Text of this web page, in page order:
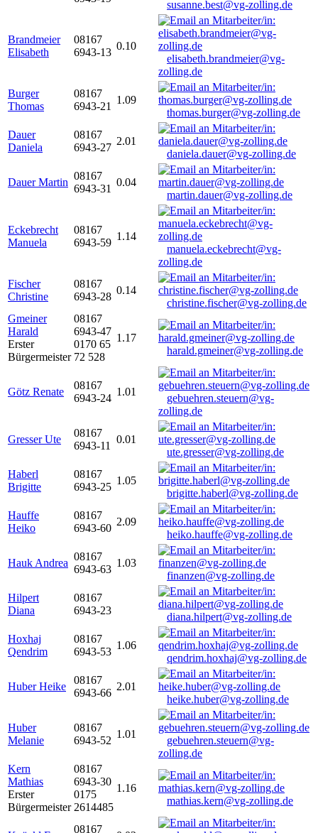
susanne.best@vg-zolling.de
Brandmeier
Elisabeth
08167
6943-13
0.10
elisabeth.brandmeier@vg-
zolling.de
Burger
Thomas
08167
6943-21
1.09
thomas.burger@vg-zolling.de
Dauer
Daniela
08167
6943-27
2.01
daniela.dauer@vg-zolling.de
Dauer Martin
08167
6943-31
0.04
martin.dauer@vg-zolling.de
Eckebrecht
Manuela
08167
6943-59
1.14
manuela.eckebrecht@vg-
zolling.de
Fischer
Christine
08167
6943-28
0.14
christine.fischer@vg-zolling.de
Gmeiner
Harald
Erster
Bürgermeister
08167
6943-47
0170 65
72 528
1.17
harald.gmeiner@vg-zolling.de
Götz Renate
08167
6943-24
1.01
gebuehren.steuern@vg-
zolling.de
Gresser Ute
08167
6943-11
0.01
ute.gresser@vg-zolling.de
Haberl
Brigitte
08167
6943-25
1.05
brigitte.haberl@vg-zolling.de
Hauffe
Heiko
08167
6943-60
2.09
heiko.hauffe@vg-zolling.de
Hauk Andrea
08167
6943-63
1.03
finanzen@vg-zolling.de
Hilpert
Diana
08167
6943-23
diana.hilpert@vg-zolling.de
Hoxhaj
Qendrim
08167
6943-53
1.06
qendrim.hoxhaj@vg-zolling.de
Huber Heike
08167
6943-66
2.01
heike.huber@vg-zolling.de
Huber
Melanie
08167
6943-52
1.01
gebuehren.steuern@vg-
zolling.de
Kern
Mathias
Erster
Bürgermeister
08167
6943-30
0175
2614485
1.16
mathias.kern@vg-zolling.de
08167